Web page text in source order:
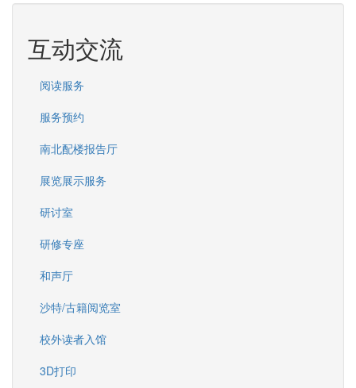
互动交流
阅读服务
服务预约
南北配楼报告厅
展览展示服务
研讨室
研修专座
和声厅
沙特/古籍阅览室
校外读者入馆
3D打印